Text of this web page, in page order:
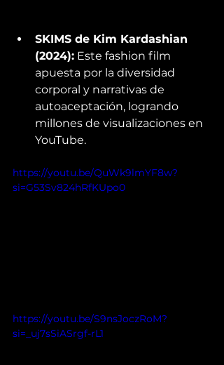
SKIMS de Kim Kardashian
(2024): Este fashion film
apuesta por la diversidad
corporal y narrativas de
autoaceptación, logrando
millones de visualizaciones en
YouTube.
https://youtu.be/QuWk9lmYF8w?
si=G53Sv824hRfKUpo0
https://youtu.be/S9nsJoczRoM?
si=_uj7sSiASrgf-rL1